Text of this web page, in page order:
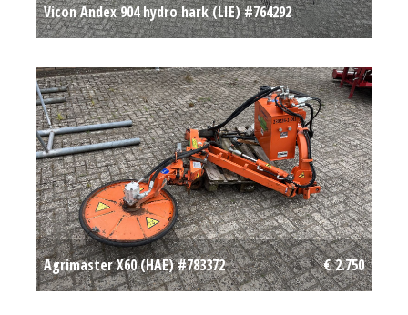
Vicon Andex 904 hydro hark (LIE) #764292
Agrimaster X60 (HAE) #783372 € 2.750